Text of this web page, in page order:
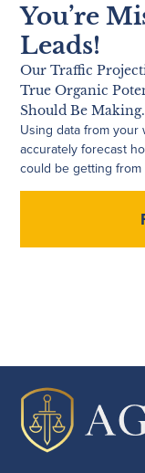
You’re
Leads!
Our Traffic
True Organic
Should Be Making.
Using data from your
accurately forecast
could be getting from